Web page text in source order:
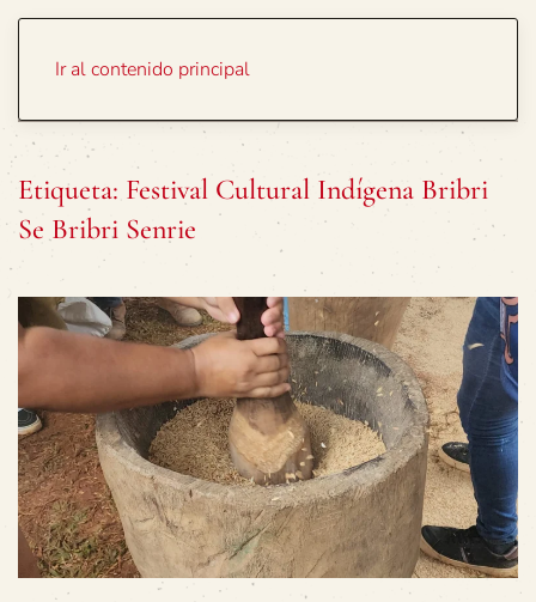
Ir al contenido principal
Etiqueta: Festival Cultural Indígena Bribri
Se Bribri Senrie